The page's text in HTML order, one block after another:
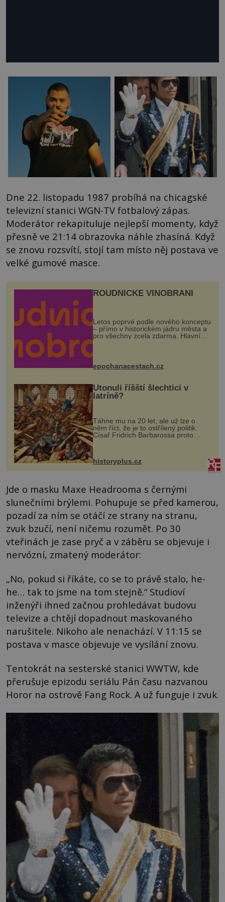
Dne 22. listopadu 1987 probíhá na chicagské
televizní stanici WGN-TV fotbalový zápas.
Moderátor rekapituluje nejlepší momenty, když
přesně ve 21:14 obrazovka náhle zhasíná. Když
se znovu rozsvítí, stojí tam místo něj postava ve
velké gumové masce.
ROUDNICKÉ VINOBRANÍ
Letos poprvé podle nového konceptu
– přímo v historickém jádru města a
pro všechny zcela zdarma. Hlavní
program se odehraje na Karlově a
mohou těšit na víno, burčák, pes...
epochanacestach.cz
Utonuli říšští šlechtici v
latríně?
Táhne mu na 20 let, ale už lze o
něm říct, že je to ostřílený politik.
Císař Fridrich Barbarossa proto
posílá svého syna a dědice Jindřicha
VI. do Erfurtu, aby se stal
prostředníkem při řešení sporu m...
historyplus.cz
Jde o masku Maxe Headrooma s černými
slunečními brýlemi. Pohupuje se před kamerou,
pozadí za ním se otáčí ze strany na stranu,
zvuk bzučí, není ničemu rozumět. Po 30
vteřinách je zase pryč a v záběru se objevuje i
nervózní, zmatený moderátor:
„No, pokud si říkáte, co se to právě stalo, he-
he… tak to jsme na tom stejně.“ Studioví
inženýři ihned začnou prohledávat budovu
televize a chtějí dopadnout maskovaného
narušitele. Nikoho ale nenachází. V 11:15 se
postava v masce objevuje ve vysílání znovu.
Tentokrát na sesterské stanici WWTW, kde
přerušuje epizodu seriálu Pán času nazvanou
Horor na ostrově Fang Rock. A už funguje i zvuk.